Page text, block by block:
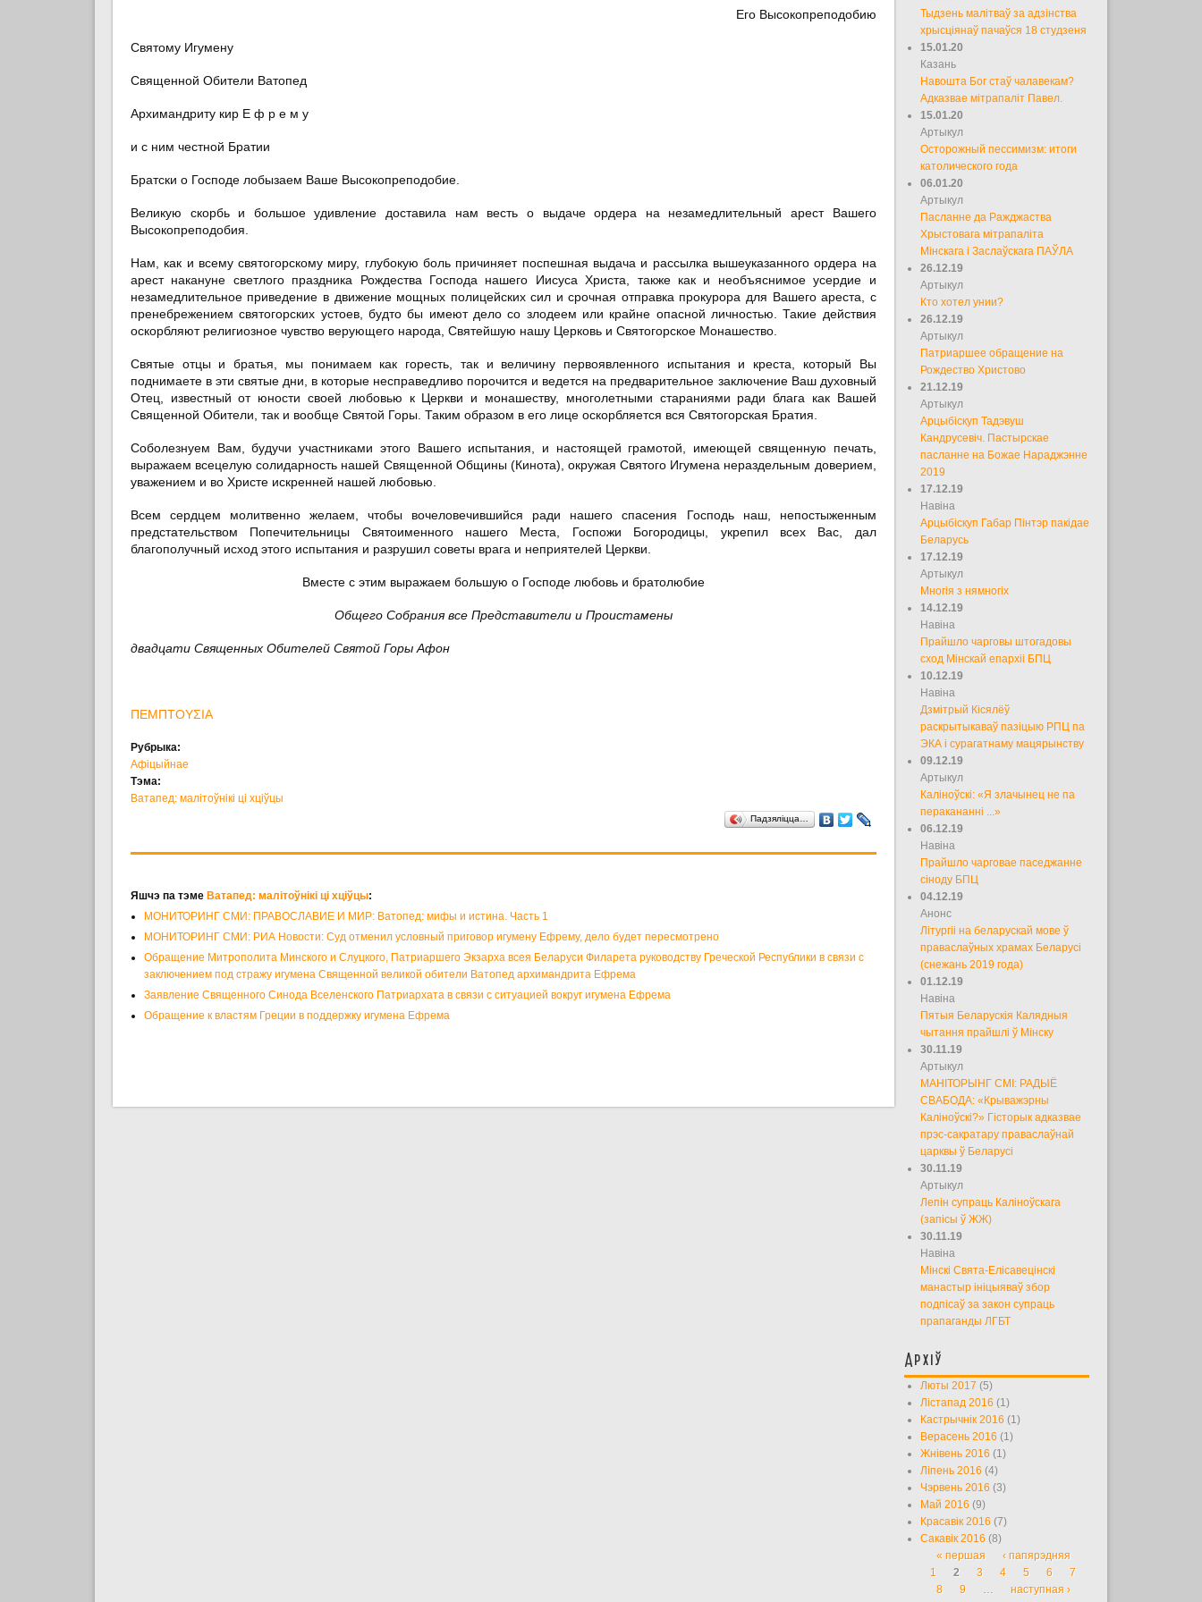
Его Высокопреподобию
Святому Игумену
Священной Обители Ватопед
Архимандриту кир Е ф р е м у
и с ним честной Братии
Братски о Господе лобызаем Ваше Высокопреподобие.
Великую скорбь и большое удивление доставила нам весть о выдаче ордера на незамедлительный арест Вашего
Высокопреподобия.
Нам, как и всему святогорскому миру, глубокую боль причиняет поспешная выдача и рассылка вышеуказанного ордера на
арест накануне светлого праздника Рождества Господа нашего Иисуса Христа, также как и необъяснимое усердие и
незамедлительное приведение в движение мощных полицейских сил и срочная отправка прокурора для Вашего ареста, с
пренебрежением святогорских устоев, будто бы имеют дело со злодеем или крайне опасной личностью. Такие действия
оскорбляют религиозное чувство верующего народа, Святейшую нашу Церковь и Святогорское Монашество.
Святые отцы и братья, мы понимаем как горесть, так и величину первоявленного испытания и креста, который Вы
поднимаете в эти святые дни, в которые несправедливо порочится и ведется на предварительное заключение Ваш духовный
Отец, известный от юности своей любовью к Церкви и монашеству, многолетными стараниями ради блага как Вашей
Священной Обители, так и вообще Святой Горы. Таким образом в его лице оскорбляется вся Святогорская Братия.
Соболезнуем Вам, будучи участниками этого Вашего испытания, и настоящей грамотой, имеющей священную печать,
выражаем всецелую солидарность нашей Священной Общины (Кинота), окружая Святого Игумена нераздельным доверием,
уважением и во Христе искренней нашей любовью.
Всем сердцем молитвенно желаем, чтобы вочеловечившийся ради нашего спасения Господь наш, непостыженным
предстательством Попечительницы Святоименного нашего Места, Госпожи Богородицы, укрепил всех Вас, дал
благополучный исход этого испытания и разрушил советы врага и неприятелей Церкви.
Вместе с этим выражаем большую о Господе любовь и братолюбие
Общего Собрания все Представители и Проистамены
двадцати Священных Обителей Святой Горы Афон
ΠΕΜΠΤΟΥΣΙΑ
Рубрыка:
Афіцыйнае
Тэма:
Ватапед: малітоўнікі ці хціўцы
Падзяліцца…
Яшчэ па тэме Ватапед: малітоўнікі ці хціўцы:
МОНИТОРИНГ СМИ: ПРАВОСЛАВИЕ И МИР: Ватопед: мифы и истина. Часть 1
МОНИТОРИНГ СМИ: РИА Новости: Суд отменил условный приговор игумену Ефрему, дело будет пересмотрено
Обращение Митрополита Минского и Слуцкого, Патриаршего Экзарха всея Беларуси Филарета руководству Греческой Республики в связи с
заключением под стражу игумена Священной великой обители Ватопед архимандрита Ефрема
Заявление Священного Синода Вселенского Патриархата в связи с ситуацией вокруг игумена Ефрема
Обращение к властям Греции в поддержку игумена Ефрема
Тыдзень малітваў за адзінства
хрысціянаў пачаўся 18 студзеня
15.01.20
Казань
Навошта Бог стаў чалавекам?
Адказвае мітрапаліт Павел.
15.01.20
Артыкул
Осторожный пессимизм: итоги
католического года
06.01.20
Артыкул
Пасланне да Ражджаства
Хрыстовага мітрапаліта
Мінскага і Заслаўскага ПАЎЛА
26.12.19
Артыкул
Кто хотел унии?
26.12.19
Артыкул
Патриаршее обращение на
Рождество Христово
21.12.19
Артыкул
Арцыбіскуп Тадэвуш
Кандрусевіч. Пастырскае
пасланне на Божае Нараджэнне
2019
17.12.19
Навіна
Арцыбіскуп Габар Пінтэр пакідае
Беларусь
17.12.19
Артыкул
Многія з нямногіх
14.12.19
Навіна
Прайшло чарговы штогадовы
сход Мінскай епархіі БПЦ
10.12.19
Навіна
Дзмітрый Кісялёў
раскрытыкаваў пазіцыю РПЦ па
ЭКА і сурагатнаму мацярынству
09.12.19
Артыкул
Каліноўскі: «Я злачынец не па
перакананні ...»
06.12.19
Навіна
Прайшло чарговае паседжанне
сіноду БПЦ
04.12.19
Анонс
Літургіі на беларускай мове ў
праваслаўных храмах Беларусі
(снежань 2019 года)
01.12.19
Навіна
Пятыя Беларускія Калядныя
чытання прайшлі ў Мінску
30.11.19
Артыкул
МАНІТОРЫНГ СМІ: РАДЫЁ
СВАБОДА: «Крыважэрны
Каліноўскі?» Гісторык адказвае
прэс-сакратару праваслаўнай
царквы ў Беларусі
30.11.19
Артыкул
Лепін супраць Каліноўскага
(запісы ў ЖЖ)
30.11.19
Навіна
Мінскі Свята-Елісавецінскі
манастыр ініцыяваў збор
подпісаў за закон супраць
прапаганды ЛГБТ
Архіў
Люты 2017 (5)
Лістапад 2016 (1)
Кастрычнік 2016 (1)
Верасень 2016 (1)
Жнівень 2016 (1)
Ліпень 2016 (4)
Чэрвень 2016 (3)
Май 2016 (9)
Красавік 2016 (7)
Сакавік 2016 (8)
Старонкі
« першая
‹ папярэдняя
1
2 3 4 5 6
7
8
9 …
наступная ›